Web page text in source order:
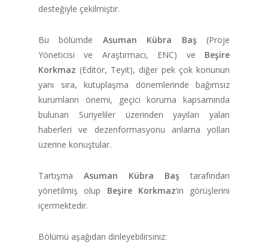
desteğiyle çekilmiştir.
Bu bölümde Asuman Kübra Baş(Proje
Yöneticisi ve Araştırmacı, ENC) ve Beşire
Korkmaz (Editör, Teyit), diğer pek çok konunun
yanı sıra, kutuplaşma dönemlerinde bağımsız
kurumların önemi, geçici koruma kapsamında
bulunan Suriyeliler üzerinden yayılan yalan
haberleri ve dezenformasyonu anlama yolları
üzerine konuştular.
Tartışma Asuman Kübra Baş tarafından
yönetilmiş olup Beşire Korkmaz‘ın görüşlerini
içermektedir.
Bölümü aşağıdan dinleyebilirsiniz: